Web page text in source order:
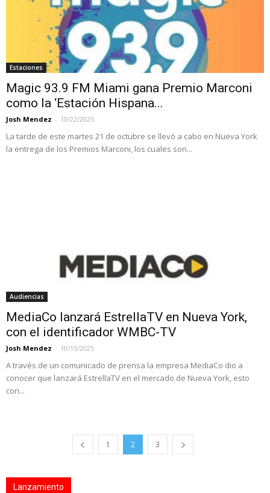
Estaciones
Magic 93.9 FM Miami gana Premio Marconi
como la ‘Estación Hispana...
Josh Mendez - 10/22/2025
La tarde de este martes 21 de octubre se llevó a cabo en Nueva York
la entrega de los Premios Marconi, los cuales son...
Audiencias
MediaCo lanzará EstrellaTV en Nueva York,
con el identificador WMBC-TV
Josh Mendez - 10/15/2025
A través de un comunicado de prensa la empresa MediaCo dio a
conocer que lanzará EstrellaTV en el mercado de Nueva York, esto
con...
1 2 3
Lanzamiento